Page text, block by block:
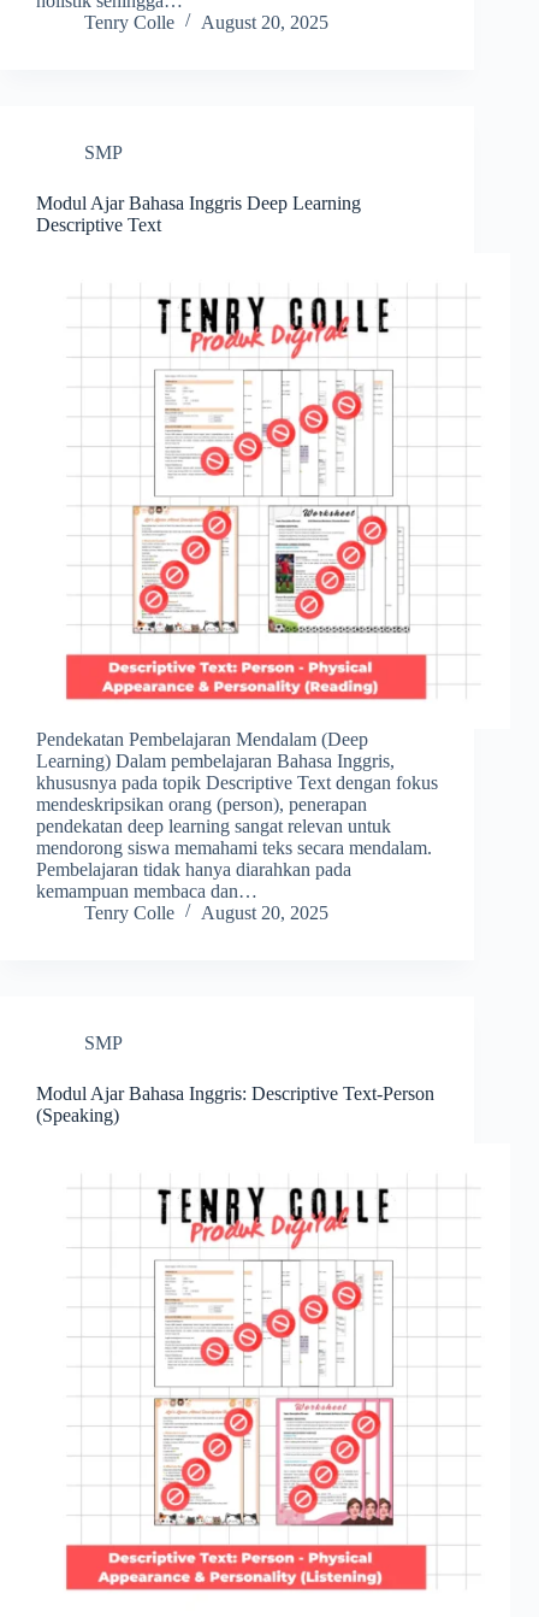
Tenry Colle
August 20, 2025
SMP
Modul Ajar Bahasa Inggris Deep Learning
Descriptive Text
Pendekatan Pembelajaran Mendalam (Deep
Learning) Dalam pembelajaran Bahasa Inggris,
khususnya pada topik Descriptive Text dengan fokus
mendeskripsikan orang (person), penerapan
pendekatan deep learning sangat relevan untuk
mendorong siswa memahami teks secara mendalam.
Pembelajaran tidak hanya diarahkan pada
kemampuan membaca dan…
Tenry Colle
August 20, 2025
SMP
Modul Ajar Bahasa Inggris: Descriptive Text-Person
(Speaking)